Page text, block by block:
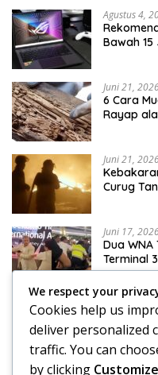
Agustus 4,
Bawah
Juni 21,
6 Cara
Rayap
Juni 21,
Curug
Juni 17,
Dua
Terminal
Juni 17, 2026
Klinik
We respect your
Cookies help us
deliver personalized
traffic. You can
by clicking Customize